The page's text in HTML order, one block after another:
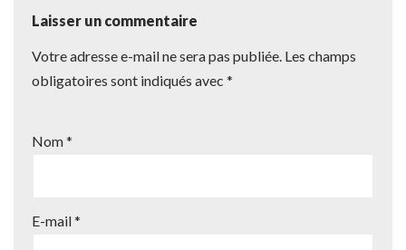
Laisser un commentaire
Votre adresse e-mail ne sera pas publiée. Les champs
obligatoires sont indiqués avec *
Nom*
E-mail*